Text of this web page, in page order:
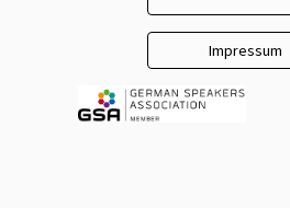
Facebook
YouTube
Team &
Impressum